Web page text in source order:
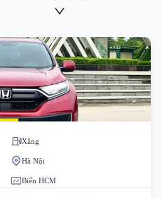
Xăng
Hà Nội
Biển HCM